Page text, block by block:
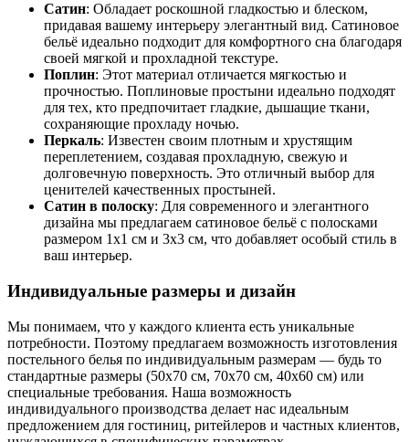
Сатин: Обладает роскошной гладкостью и блеском,
придавая вашему интерьеру элегантный вид. Сатиновое
бельё идеально подходит для комфортного сна благодаря
своей мягкой и прохладной текстуре.
Поплин: Этот материал отличается мягкостью и
прочностью. Поплиновые простыни идеально подходят
для тех, кто предпочитает гладкие, дышащие ткани,
сохраняющие прохладу ночью.
Перкаль: Известен своим плотным и хрустящим
переплетением, создавая прохладную, свежую и
долговечную поверхность. Это отличный выбор для
ценителей качественных простыней.
Сатин в полоску: Для современного и элегантного
дизайна мы предлагаем сатиновое бельё с полосками
размером 1x1 см и 3x3 см, что добавляет особый стиль в
ваш интерьер.
Индивидуальные размеры и дизайн
Мы понимаем, что у каждого клиента есть уникальные
потребности. Поэтому предлагаем возможность изготовления
постельного белья по индивидуальным размерам — будь то
стандартные размеры (50x70 см, 70x70 см, 40x60 см) или
специальные требования. Наша возможность
индивидуального производства делает нас идеальным
предложением для гостиниц, ритейлеров и частных клиентов,